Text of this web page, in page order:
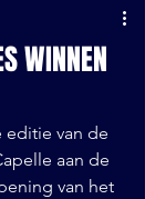
WINNEN
editie van de
aan de
van het